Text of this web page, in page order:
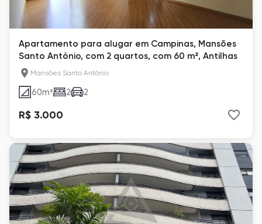
Apartamento para alugar em Campinas, Mansões
Santo Antônio, com 2 quartos, com 60 m², Antilhas
Mansões Santo Antônio
60m² 2 2
R$ 3.000